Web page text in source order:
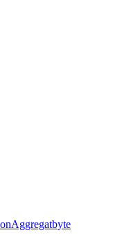
Aggregatbyte